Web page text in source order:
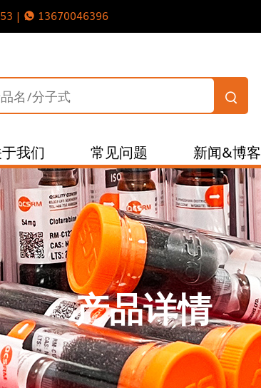
| 13670046396
我们 常见问题 新闻&博客
产品详情